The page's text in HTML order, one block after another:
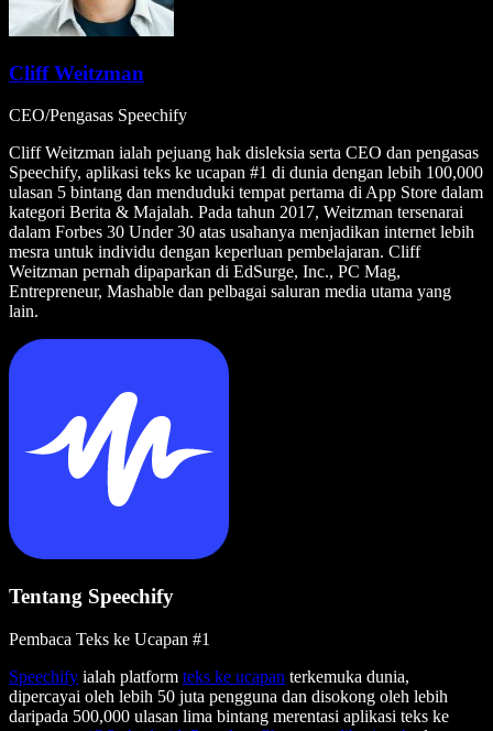
Cliff Weitzman
CEO/Pengasas Speechify
Cliff Weitzman ialah pejuang hak disleksia serta CEO dan pengasas
Speechify, aplikasi teks ke ucapan #1 di dunia dengan lebih 100,000
ulasan 5 bintang dan menduduki tempat pertama di App Store dalam
kategori Berita & Majalah. Pada tahun 2017, Weitzman tersenarai
dalam Forbes 30 Under 30 atas usahanya menjadikan internet lebih
mesra untuk individu dengan keperluan pembelajaran. Cliff
Weitzman pernah dipaparkan di EdSurge, Inc., PC Mag,
Entrepreneur, Mashable dan pelbagai saluran media utama yang
lain.
Tentang Speechify
Pembaca Teks ke Ucapan #1
Speechify ialah platform teks ke ucapan terkemuka dunia,
dipercayai oleh lebih 50 juta pengguna dan disokong oleh lebih
daripada 500,000 ulasan lima bintang merentasi aplikasi teks ke